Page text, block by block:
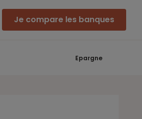
Je compare les banques
Epargne